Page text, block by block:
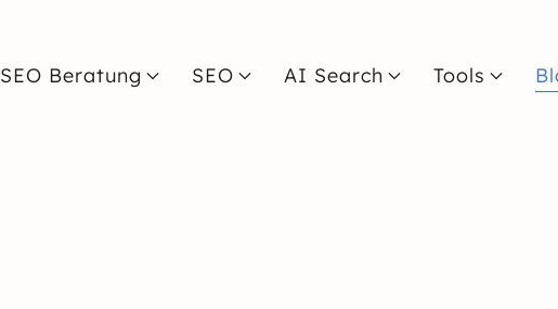
SEO Beratung SEO AI Search Tools